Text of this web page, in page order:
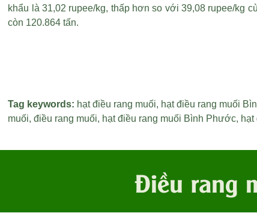
khẩu là 31,02 rupee/kg, thấp hơn so với 39,08 rupee/kg
còn 120.864 tấn.
Tag keywords: hạt điều rang muối, hạt điều rang muối
muối,điều rang muối, hạt điều rang muối Bình Phước, hạt
Điều rang